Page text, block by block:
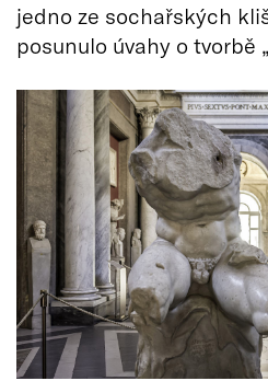
jedno ze sochařských
posunulo úvahy o tvorbě